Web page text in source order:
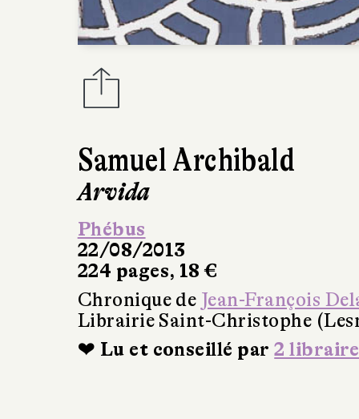
Samuel Archibald
Arvida
Phébus
22/08/2013
224 pages, 18 €
Chronique de Jean-François
Librairie Saint-Christophe
❤ Lu et conseillé par2